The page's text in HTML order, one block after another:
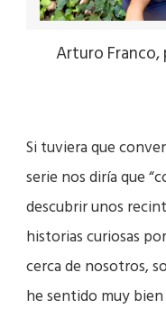
Arturo Franco,
Si tuviera que
serie nos diría que
descubrir unos
historias curiosas
cerca de nosotros,
he sentido muy